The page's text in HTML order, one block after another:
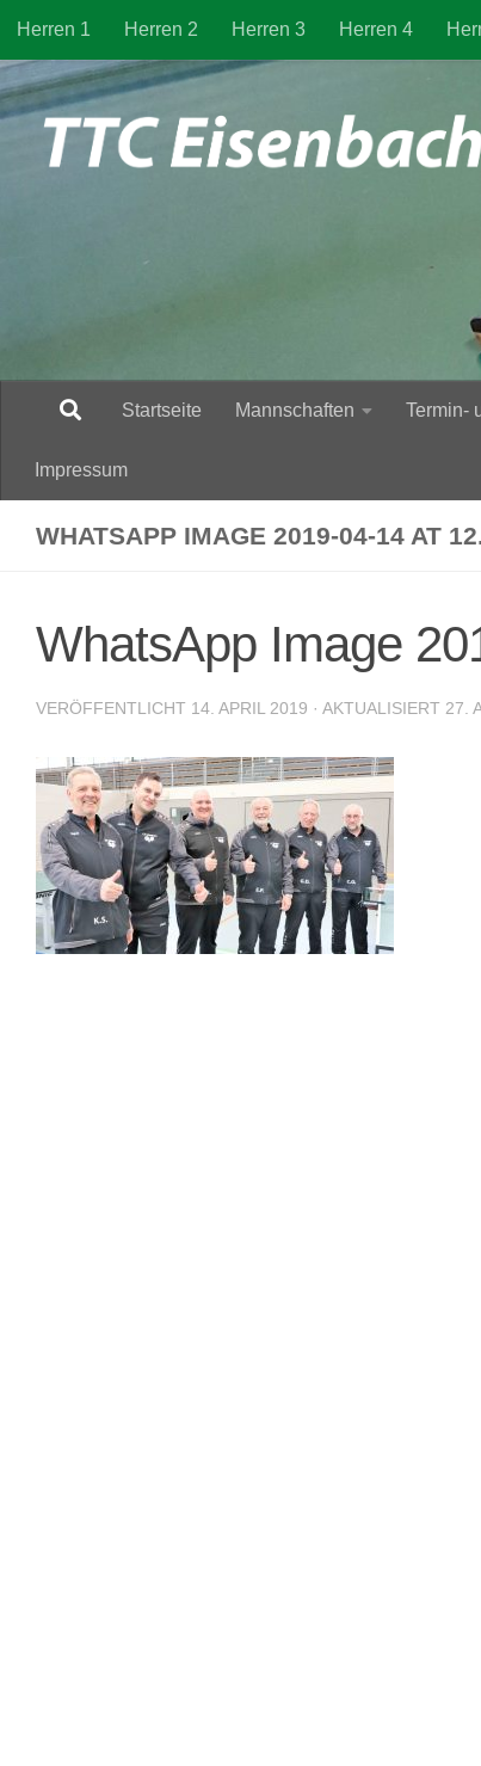
Zum Inhalt springen
Herren 1 Herren 2 Herren 3 Herren 4
Startseite Mannschaften Termin-
Impressum
WHATSAPP IMAGE 2019-04-14 AT
WhatsApp Image
VERÖFFENTLICHT 14. APRIL 2019 · AKTUALISIERT 27.